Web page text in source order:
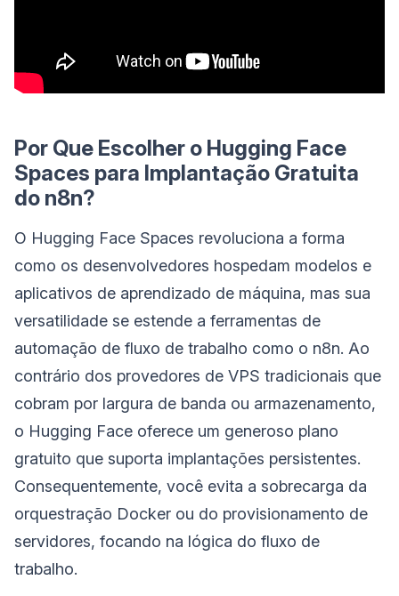
Por Que Escolher o Hugging Face
Spaces para Implantação Gratuita
do n8n?
O Hugging Face Spaces revoluciona a forma
como os desenvolvedores hospedam modelos e
aplicativos de aprendizado de máquina, mas sua
versatilidade se estende a ferramentas de
automação de fluxo de trabalho como o n8n. Ao
contrário dos provedores de VPS tradicionais que
cobram por largura de banda ou armazenamento,
o Hugging Face oferece um generoso plano
gratuito que suporta implantações persistentes.
Consequentemente, você evita a sobrecarga da
orquestração Docker ou do provisionamento de
servidores, focando na lógica do fluxo de
trabalho.